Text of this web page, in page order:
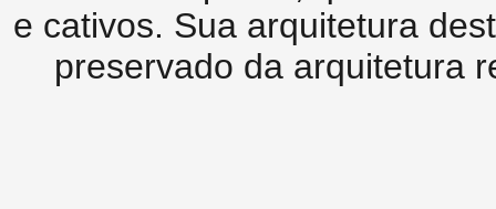
e cativos. Sua arquitetura
preservado da arquitetura